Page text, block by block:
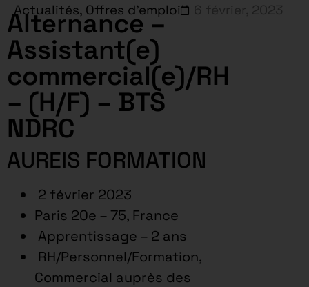
Actualités, Offres d'emploi
Alternance –
Assistant(e)
commercial(e)/RH
– (H/F) – BTS
NDRC
AUREIS FORMATION
2 février 2023
Paris 20e – 75, France
Apprentissage – 2 ans
RH/Personnel/Formation,
Commercial auprès des